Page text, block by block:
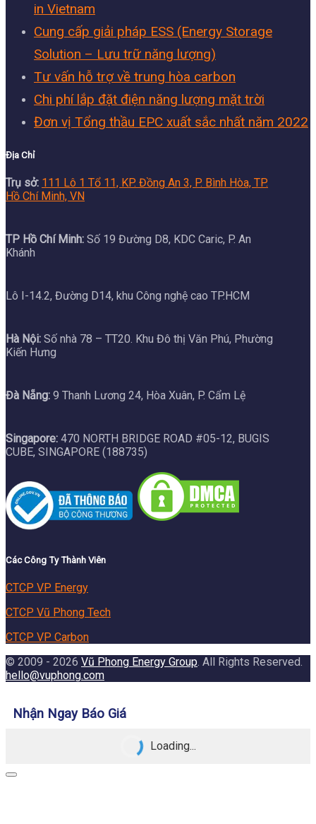
in Vietnam
Cung cấp giải pháp ESS (Energy Storage
Solution – Lưu trữ năng lượng)
Tư vấn hỗ trợ về trung hòa carbon
Chi phí lắp đặt điện năng lượng mặt trời
Đơn vị Tổng thầu EPC xuất sắc nhất năm 2022
Địa Chỉ
Trụ sở: 111 Lô 1 Tổ 11, KP. Đồng An 3, P. Bình Hòa, TP.
Hồ Chí Minh, VN
TP Hồ Chí Minh: Số 19 Đường D8, KDC Caric, P. An
Khánh
Lô I-14.2, Đường D14, khu Công nghệ cao TP.HCM
Hà Nội: Số nhà 78 – TT20. Khu Đô thị Văn Phú, Phường
Kiến Hưng
Đà Nẵng: 9 Thanh Lương 24, Hòa Xuân, P. Cẩm Lệ
Singapore: 470 NORTH BRIDGE ROAD #05-12, BUGIS
CUBE, SINGAPORE (188735)
Các Công Ty Thành Viên
CTCP VP Energy
CTCP Vũ Phong Tech
CTCP VP Carbon
© 2009 - 2026 Vũ Phong Energy Group. All Rights Reserved.
hello@vuphong.com
Nhận Ngay Báo Giá
Loading...